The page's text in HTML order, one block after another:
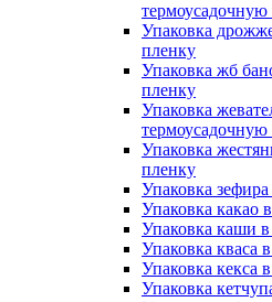
термоусадочную
Упаковка
пленку
Упаковка жб
пленку
Упаковка
термоусадочную
Упаковка
пленку
Упаковка
Упаковка какао
Упаковка каши
Упаковка кваса
Упаковка кекса
Упаковка